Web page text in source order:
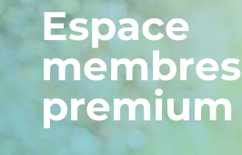
Espace
membres
premium